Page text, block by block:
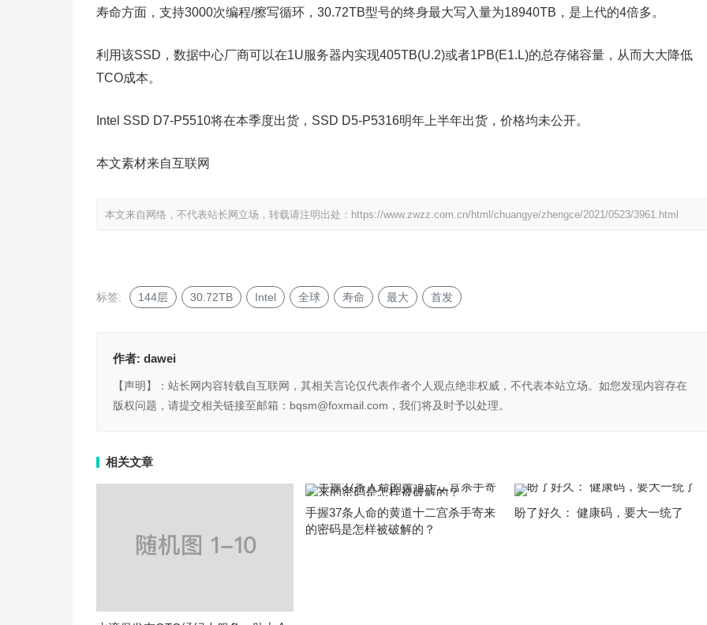
寿命方面，支持3000次编程/擦写循环，30.72TB型号的终身最大写入量为18940TB，是上代的4倍多。
利用该SSD，数据中心厂商可以在1U服务器内实现405TB(U.2)或者1PB(E1.L)的总存储容量，从而大大降低
TCO成本。
Intel SSD D7-P5510将在本季度出货，SSD D5-P5316明年上半年出货，价格均未公开。
本文素材来自互联网
本文来自网络，不代表站长网立场，转载请注明出处： https://www.zwzz.com.cn/html/chuangye/zhengce/2021/0523/3961.html
标签: 144层 30.72TB Intel 全球 寿命 最大 首发
作者: dawei
【声明】：站长网内容转载自互联网，其相关言论仅代表作者个人观点绝非权威，不代表本站立场。如您发现内容存在
版权问题，请提交相关链接至邮箱：bqsm@foxmail.com，我们将及时予以处理。
相关文章
手握37条人命的黄道十二宫杀手寄来
的密码是怎样被破解的？
盼了好久： 健康码，要大一统了